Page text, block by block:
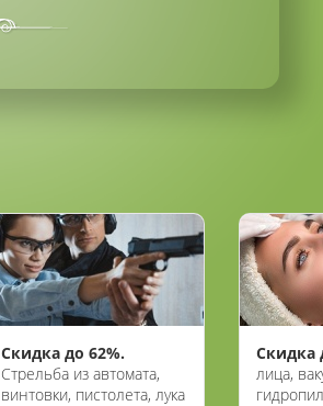
Скидка до 62%.
Стрельба из автомата,
винтовки, пистолета, лука
Скидка
лица,